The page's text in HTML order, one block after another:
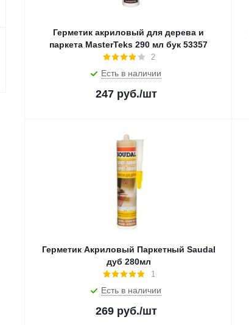
Герметик акриловый для дерева и
паркета MasterTeks 290 мл бук 53357
2
Есть в наличии
247 руб./шт
Герметик Акриловый Паркетный Saudal
дуб 280мл
1
Есть в наличии
269 руб./шт